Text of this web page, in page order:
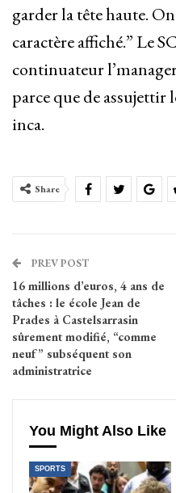
garder la tête haute.
caractère affiché.” Le
continuateur
parce que de
inca.
Share
PREV POST
16 millions d’euros, 4 ans de
tâches : le école Jean de
Prades à Castelsarrasin
sûrement modifié, “comme
neuf” subséquent son
administratrice
You Might Also Like
SPORTS